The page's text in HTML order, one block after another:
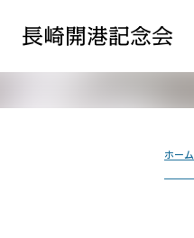
長崎開港記念会
ホーム